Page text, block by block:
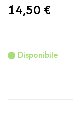
14,50 €
Disponibile